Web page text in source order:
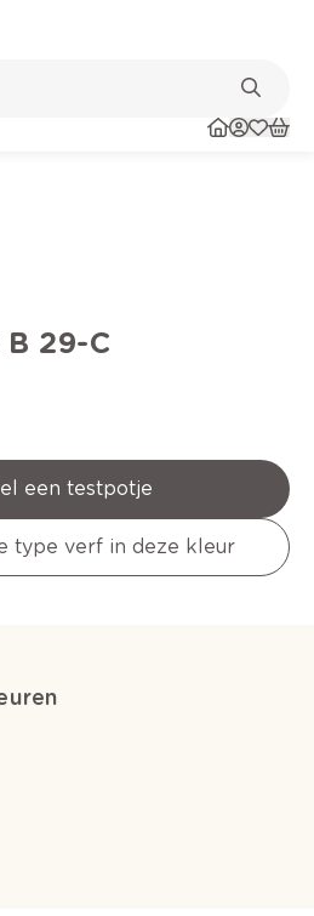
B 29-C
een testpotje
type verf in deze kleur